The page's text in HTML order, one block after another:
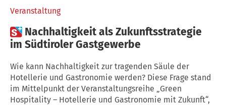
Veranstaltung
 Nachhaltigkeit als Zukunftsstrategie
im Südtiroler Gastgewerbe
Wie kann Nachhaltigkeit zur tragenden Säule der
Hotellerie und Gastronomie werden? Diese Frage stand
im Mittelpunkt der Veranstaltungsreihe „Green
Hospitality – Hotellerie und Gastronomie mit Zukunft“,